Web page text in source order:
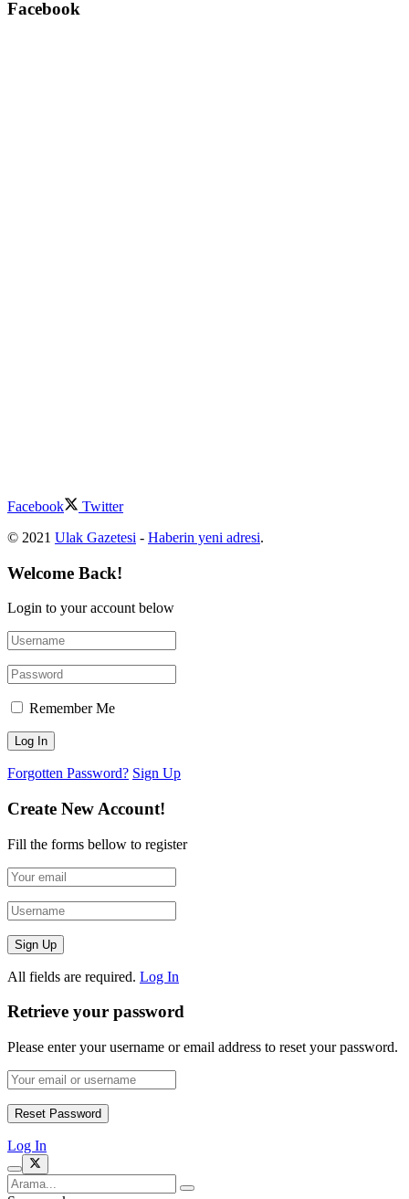
Facebook
Facebook
Twitter
© 2021 Ulak Gazetesi - Haberin yeni adresi.
Welcome Back!
Login to your account below
Remember Me
Forgotten Password? Sign Up
Create New Account!
Fill the forms bellow to register
All fields are required. Log In
Retrieve your password
Please enter your username or email address to reset your password.
Log In